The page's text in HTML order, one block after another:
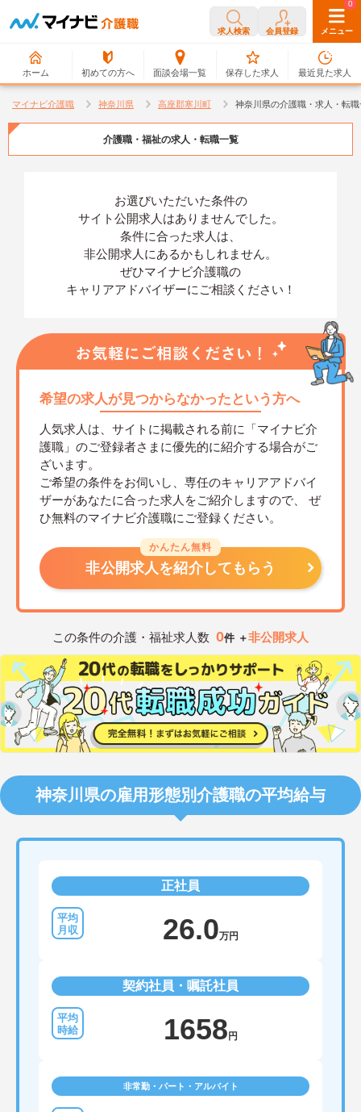
求人検索 会員登録 メニュー
ホーム 初めての方へ 面談会場一覧
0
保存した求人
0
最近見た求人
マイナビ介護職 神奈川県 高座郡寒川町 神奈川県の介護職・求人・転職
介護職・福祉の求人・転職一覧
お選びいただいた条件の
サイト公開求人はありませんでした。
条件に合った求人は、
非公開求人にあるかもしれません。
ぜひマイナビ介護職の
キャリアアドバイザーにご相談ください！
希望の求人が見つからなかったという方へ
人気求人は、サイトに掲載される前に「マイナビ介
護職」のご登録者さまに優先的に紹介する場合がご
ざいます。
ご希望の条件をお伺いし、専任のキャリアアドバイ
ザーがあなたに合った求人をご紹介しますので、
ぜ
ひ無料のマイナビ介護職にご登録ください。
かんたん無料
非公開求人を紹介してもらう
この条件の介護・福祉求人数 0件 ＋非公開求人
神奈川県の雇用形態別介護職の平均給与
正社員
26.0万円
契約社員・嘱託社員
1658 円
非常勤・パート・アルバイト